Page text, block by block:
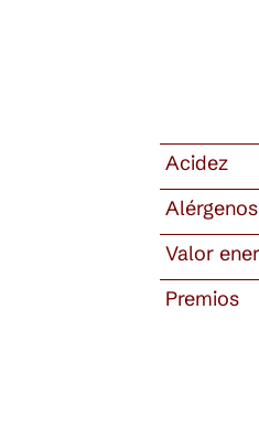
Acidez
Alérgenos
Valor
Premios